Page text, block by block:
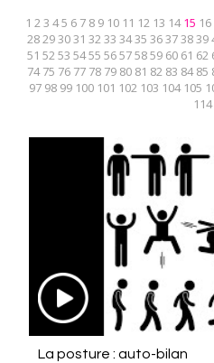
1 23 45 6 7 8 9 10 11 12 13 1415 16
28293031 3233 3435 36373839
51 5253 5455 56575859 60 61 62
74 75 76 77 78 79 80 81 82 83 84 85
97 98 99 100 101 102 103 104 105
114
La posture : auto-bilan